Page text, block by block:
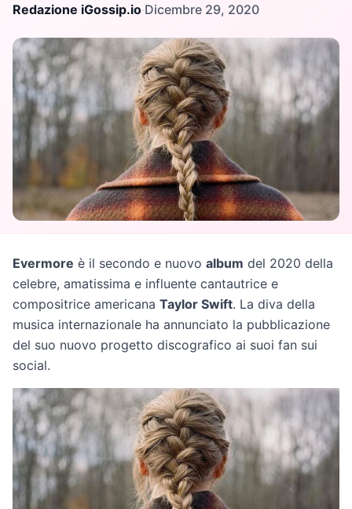
Redazione iGossip.io·Dicembre 29, 2020
Evermore è il secondo e nuovo album del 2020 della
celebre, amatissima e influente cantautrice e
compositrice americana Taylor Swift. La diva della
musica internazionale ha annunciato la pubblicazione
del suo nuovo progetto discografico ai suoi fan sui
social.